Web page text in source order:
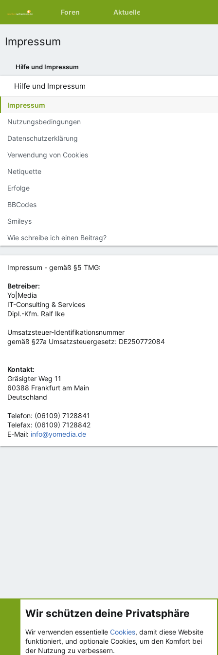
Foren Aktuelles
Impressum
Hilfe und Impressum
Hilfe und Impressum
Impressum
Nutzungsbedingungen
Datenschutzerklärung
Verwendung von Cookies
Netiquette
Erfolge
BBCodes
Smileys
Wie schreibe ich einen Beitrag?
Impressum - gemäß §5 TMG:
Betreiber:
Yo|Media
IT-Consulting & Services
Dipl.-Kfm. Ralf Ike
Umsatzsteuer-Identifikationsnummer
gemäß §27a Umsatzsteuergesetz: DE250772084
Kontakt:
Gräsigter Weg 11
60388 Frankfurt am Main
Deutschland
Telefon: (06109) 7128841
Telefax: (06109) 7128842
E-Mail: info@yomedia.de
Hilfe und Impressum
Cookies ks.de - UI.X 2-Style
Deutsch [Du]
Kontakt
Nutzungsbedingungen Datenschutz
Wir schützen deine Privatsphäre
Wir verwenden essentielle Cookies, damit diese Website
funktioniert, und optionale Cookies, um den Komfort bei
der Nutzung zu verbessern.